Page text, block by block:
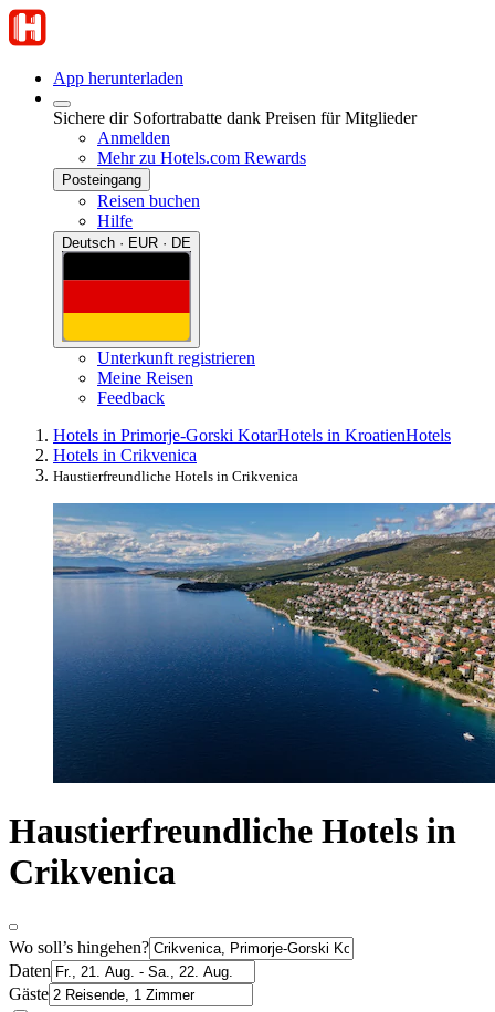
App herunterladen
Sichere dir Sofortrabatte dank Preisen für Mitglieder
Anmelden
Mehr zu Hotels.com Rewards
Posteingang
Reisen buchen
Hilfe
Deutsch · EUR · DE
Unterkunft registrieren
Meine Reisen
Feedback
Hotels in Primorje-Gorski KotarHotels in KroatienHotels
Hotels in Crikvenica
Haustierfreundliche Hotels in Crikvenica
Haustierfreundliche Hotels in
Crikvenica
Wo soll’s hingehen?
Daten
Gäste